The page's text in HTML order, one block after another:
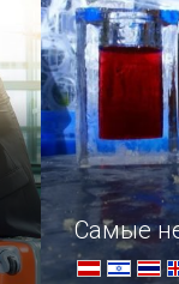
Самые